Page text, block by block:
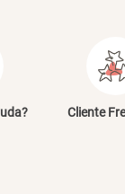
Cliente